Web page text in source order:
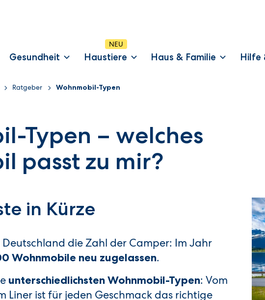
Gesundheit Haustiere Haus & Familie Hilfe
Ratgeber Wohnmobil-Typen
Typen – welches
passt zu mir?
in Kürze
die Zahl der Camper: Im Jahr
Wohnmobile neu zugelassen.
unterschiedlichsten Wohnmobil-Typen: Vom
Liner ist für jeden Geschmack das richtige